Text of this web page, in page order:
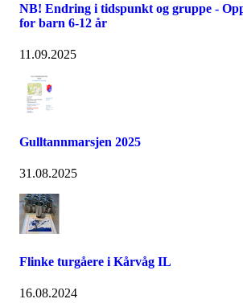
NB! Endring i tidspunkt og gruppe -
for barn 6-12 år
11.09.2025
Gulltannmarsjen 2025
31.08.2025
Flinke turgåere i Kårvåg IL
16.08.2024